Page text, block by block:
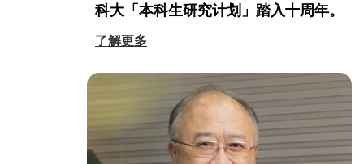
科大「本科生研究计划」踏入十周年。
了解更多